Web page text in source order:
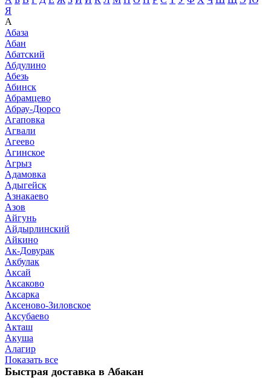
Я
А
Абаза
Абан
Абатский
Абдулино
Абезь
Абинск
Абрамцево
Абрау-Дюрсо
Агаповка
Агвали
Агеево
Агинское
Агрыз
Адамовка
Адыгейск
Азнакаево
Азов
Айгунь
Айдырлинский
Айкино
Ак-Довурак
Акбулак
Аксай
Аксаково
Аксарка
Аксеново-Зиловское
Аксубаево
Акташ
Акуша
Алагир
Показать все
Быстрая доставка в Абакан